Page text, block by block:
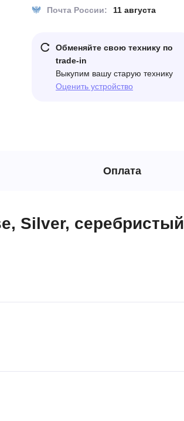
Почта России:
11 августа
Обменяйте свою технику по
trade-in
Выкупим вашу старую технику
Оценить устройство
Оплата
Silver, серебристый